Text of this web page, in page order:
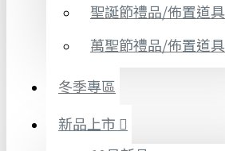
聖誕節禮品/佈置道具
萬聖節禮品/佈置道具
冬季專區
新品上市